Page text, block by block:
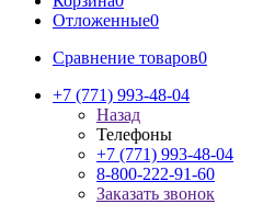
Отложенные0
Сравнение товаров0
+7 (771) 993-48-04
Назад
Телефоны
+7 (771) 993-48-04
8-800-222-91-60
Заказать звонок